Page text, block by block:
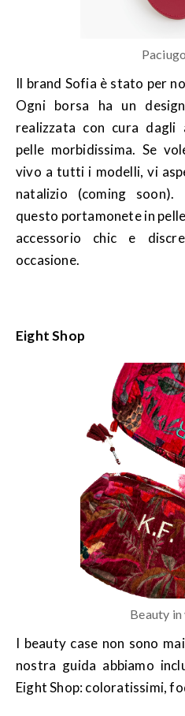
Il brand Sofia è stato per
Ogni borsa ha un
realizzata con cura dagli
pelle morbidissima. Se
vivo a tutti i modelli, vi
natalizio (coming
questo portamonete in
accessorio chic e
occasione.
Eight Shop
Beauty
I beauty case non sono
nostra guida abbiamo
Eight Shop: coloratissimi,